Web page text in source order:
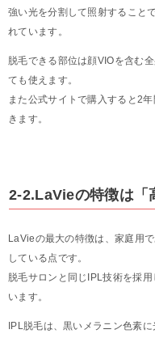
強い光を分割して照射すること
れています。
脱毛できる部位は顔VIOを含む
ても使えます。
また公式サイトで購入すると2
きます。
2-2.LaVieの特徴は「
LaVieの最大の特徴は、家庭用
している点です。
脱毛サロンと同じIPL技術を採
います。
IPL脱毛は、黒いメラニン色素